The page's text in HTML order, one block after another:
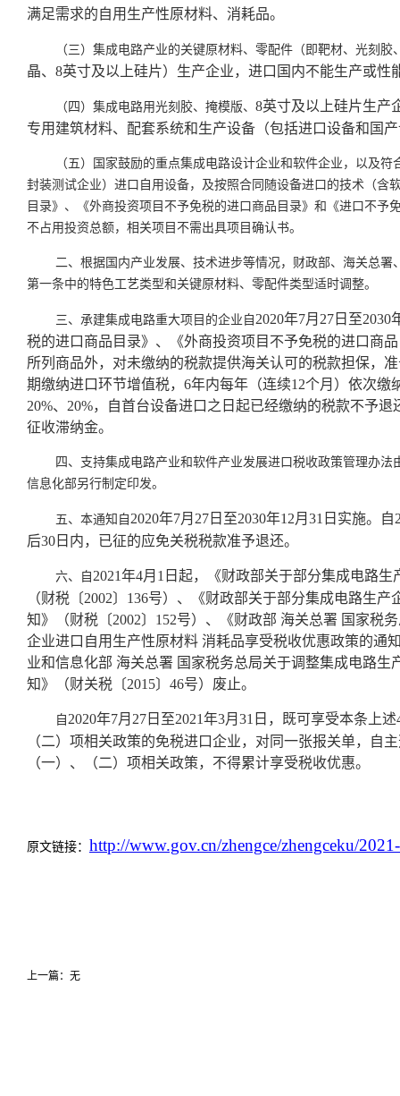
满足需求的自用生产性原材料、消耗品。
（三）集成电路产业的关键原材料、零配件（即靶材、光刻
晶、8英寸及以上硅片）生产企业，进口国内不能生产或
（四）集成电路用光刻胶、掩模版、 8英寸及以上硅片生产
专用建筑材料、配套系统和生产设备（包括进口设备和国
（五）国家鼓励的重点集成电路设计企业和软件企业，以及
封装测试企业）进口自用设备，及按照合同随设备进口的技术（含
目录》、《外商投资项目不予免税的进口商品目录》和《进口不
不占用投资总额，相关项目不需出具项目确认书。
二、根据国内产业发展、技术进步等情况，财政部、海关总
第一条中的特色工艺类型和关键原材料、零配件类型适时调整。
三、承建集成电路重大项目的企业自 2020年7月27日至
税的进口商品目录》、《外商投资项目不予免税的进口商
所列商品外，对未缴纳的税款提供海关认可的税款担保，
期缴纳进口环节增值税，6年内每年（连续12个月）依次缴
20%、20%，自首台设备进口之日起已经缴纳的税款不予
征收滞纳金。
四、支持集成电路产业和软件产业发展进口税收政策管理办
信息化部另行制定印发。
五、本通知自 2020年7月27日至2030年12月31日实施。
后30日内，已征的应免关税税款准予退还。
六、自 2021年4月1日起，《财政部关于部分集成电路
（财税〔2002〕136号）、《财政部关于部分集成电路生
知》（财税〔2002〕152号）、《财政部 海关总署 国家税
企业进口自用生产性原材料 消耗品享受税收优惠政策的通
业和信息化部 海关总署 国家税务总局关于调整集成电路
知》（财关税〔2015〕46号）废止。
自 2020年7月27日至2021年3月31日，既可享受本条上
（二）项相关政策的免税进口企业，对同一张报关单，自
（一）、（二）项相关政策，不得累计享受税收优惠。
原文链接： http://www.gov.cn/zhengce/zhengceku/
上一篇：无